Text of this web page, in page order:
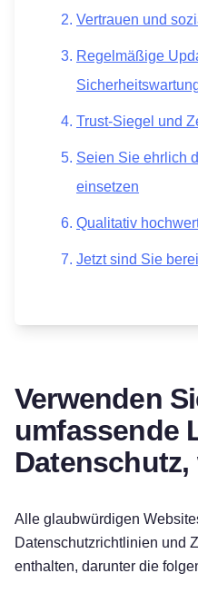
Vertrauen und
Regelmäßige
Trust-Siegel und
Seien Sie ehrlich
einsetzen
Qualitativ
Jetzt sind Sie
Verwenden
umfassende
Datenschutz,
Alle glaubwürdigen
Datenschutzrichtlinien und
enthalten, darunter die